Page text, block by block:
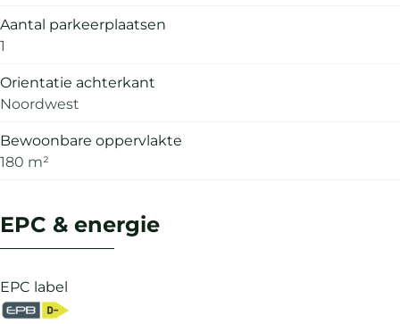
Aantal parkeerplaatsen
1
Orientatie achterkant
Noordwest
Bewoonbare oppervlakte
180 m²
EPC & energie
EPC label